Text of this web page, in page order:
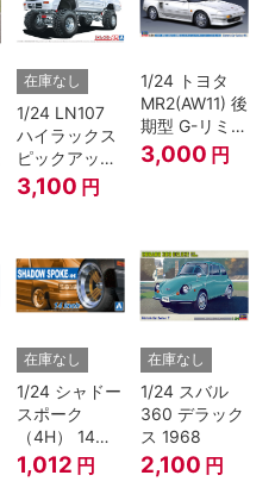
在庫なし
1/24 LN107
ハイラックス
ピックアップ
ダブルキャブ
リフトアップ
3,100 円
1/24 トヨタ
MR2(AW11) 後
期型 G-リミテ
ッド スーパー
チャージャー
3,000 円
在庫なし
1/24 シャドー
スポーク
（4H） 14イ
ンチ
1,012 円
在庫なし
1/24 スバル
360 デラック
ス 1968
2,100 円